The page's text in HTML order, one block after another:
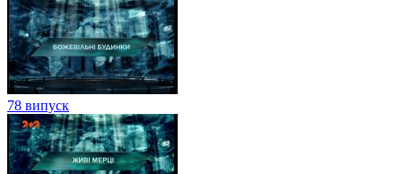
78 випуск